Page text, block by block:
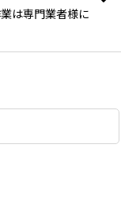
専門業者様に